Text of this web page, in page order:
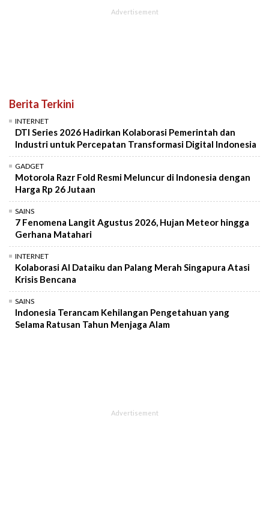
Berita Terkini
INTERNET
DTI Series 2026 Hadirkan Kolaborasi Pemerintah dan
Industri untuk Percepatan Transformasi Digital Indonesia
GADGET
Motorola Razr Fold Resmi Meluncur di Indonesia dengan
Harga Rp 26 Jutaan
SAINS
7 Fenomena Langit Agustus 2026, Hujan Meteor hingga
Gerhana Matahari
INTERNET
Kolaborasi AI Dataiku dan Palang Merah Singapura Atasi
Krisis Bencana
SAINS
Indonesia Terancam Kehilangan Pengetahuan yang
Selama Ratusan Tahun Menjaga Alam